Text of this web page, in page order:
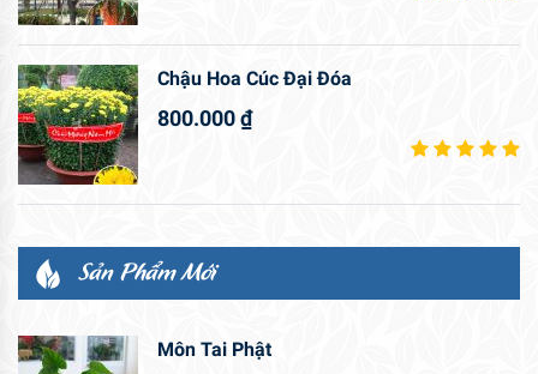
Chậu Hoa Cúc Đại Đóa
800.000₫
Sản Phẩm Mới
Môn Tai Phật